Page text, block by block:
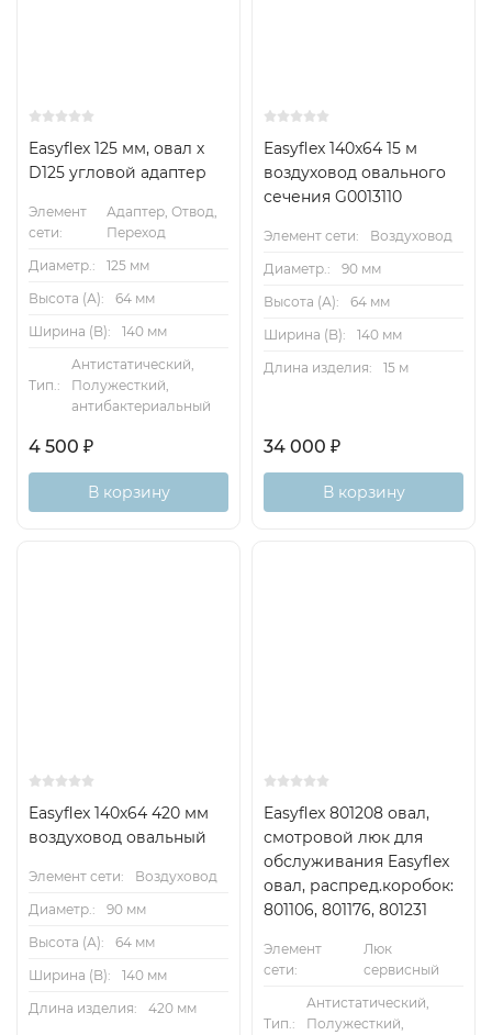
Easyflex 125 мм, овал х
D125 угловой адаптер
Элемент
сети:
Адаптер, Отвод,
Переход
Диаметр.:
125 мм
Высота (А):
64 мм
Ширина (B):
140 мм
Тип.:
Антистатический,
Полужесткий,
антибактериальный
4 500 ₽
В корзину
Easyflex 140x64 15 м
воздуховод овального
сечения G0013110
Элемент сети:
Воздуховод
Диаметр.:
90 мм
Высота (А):
64 мм
Ширина (B):
140 мм
Длина изделия:
15 м
34 000 ₽
В корзину
Easyflex 140х64 420 мм
воздуховод овальный
Элемент сети:
Воздуховод
Диаметр.:
90 мм
Высота (А):
64 мм
Ширина (B):
140 мм
Длина изделия:
420 мм
Easyflex 801208 овал,
смотровой люк для
обслуживания Easyflex
овал, распред.коробок:
801106, 801176, 801231
Элемент
сети:
Люк
сервисный
Тип.:
Антистатический,
Полужесткий,